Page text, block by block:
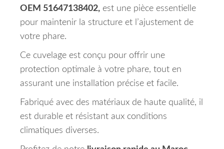
OEM 51647138402, est une pièce essentielle
pour maintenir la structure et l’ajustement de
votre phare.
Ce cuvelage est conçu pour offrir une
protection optimale à votre phare, tout en
assurant une installation précise et facile.
Fabriqué avec des matériaux de haute qualité, il
est durable et résistant aux conditions
climatiques diverses.